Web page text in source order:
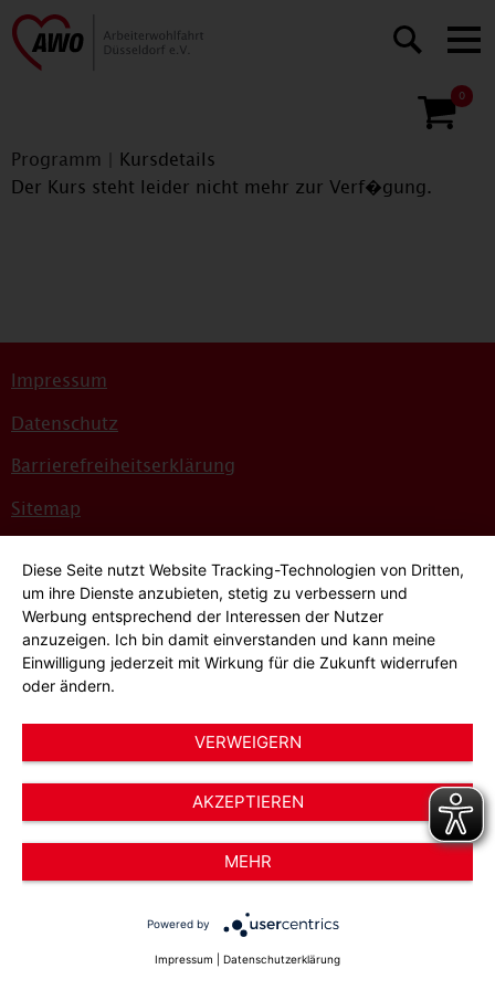
0
Programm
Kursdetails
Der Kurs steht leider nicht mehr zur Verf�gung.
Impressum
Datenschutz
Barrierefreiheitserklärung
Sitemap
Hinweisgeber*innensystem
Cookie-Einstellungen
© 2026 AWO Düsseldorf – Arbeiterwohlfahrt e.V.
Diese Seite nutzt Website Tracking-Technologien von Dritten,
um ihre Dienste anzubieten, stetig zu verbessern und
Werbung entsprechend der Interessen der Nutzer
anzuzeigen. Ich bin damit einverstanden und kann meine
Einwilligung jederzeit mit Wirkung für die Zukunft widerrufen
oder ändern.
VERWEIGERN
AKZEPTIEREN
MEHR
Powered by
Impressum Datenschutzerklärung